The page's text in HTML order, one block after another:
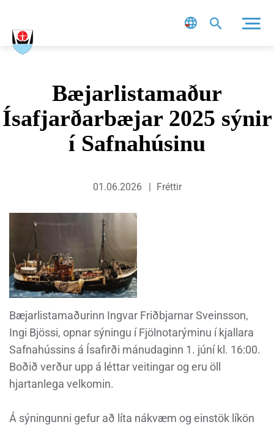
Bæjarlistamaður
Ísafjarðarbæjar 2025 sýnir
í Safnahúsinu
01.06.2026 Fréttir
Bæjarlistamaðurinn Ingvar Friðbjarnar Sveinsson,
Ingi Bjössi, opnar sýningu í Fjölnotarýminu í kjallara
Safnahússins á Ísafirði mánudaginn 1. júní kl. 16:00.
Boðið verður upp á léttar veitingar og eru öll
hjartanlega velkomin.
Á sýningunni gefur að líta nákvæm og einstök líkön